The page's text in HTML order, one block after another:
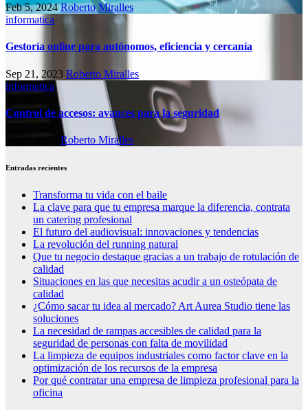
Feb 5, 2024Roberto Miralles
informatica
Gestoría online para autónomos, eficiencia y cercanía
Sep 21, 2023 Roberto Miralles
informatica
Control de accesos: avances para la seguridad
Roberto Miralles
Entradas recientes
Transforma tu vida con el baile
La clave para que tu empresa marque la diferencia, contrata
un catering profesional
El futuro del audiovisual: innovaciones y tendencias
La revolución del running natural
Que tu negocio destaque gracias a un trabajo de rotulación de
calidad
Situaciones en las que necesitas acudir a un osteópata de
calidad
¿Cómo sacar tu idea al mercado? Art Aurea Studio tiene las
soluciones
La necesidad de rampas accesibles de calidad para la
seguridad de personas con falta de movilidad
La limpieza de equipos industriales como factor clave en la
optimización de los recursos de la empresa
Por qué contratar una empresa de limpieza profesional para la
oficina